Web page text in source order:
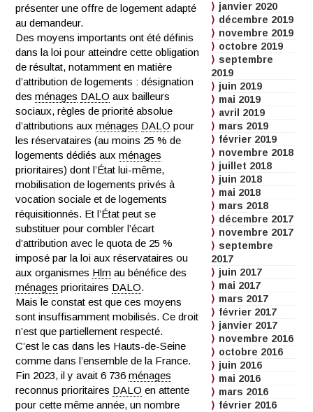
présenter une offre de logement adapté
au demandeur.
Des moyens importants ont été définis
dans la loi pour atteindre cette obligation
de résultat, notamment en matière
d’attribution de logements : désignation
desménages DALO aux bailleurs
sociaux, règles de priorité absolue
d’attributions auxménages DALO pour
les réservataires (au moins 25 % de
logements dédiés auxménages
prioritaires) dont l’État lui-même,
mobilisation de logements privés à
vocation sociale et de logements
réquisitionnés. Et l’État peut se
substituer pour combler l’écart
d’attribution avec le quota de 25 %
imposé par la loi aux réservataires ou
aux organismes Hlm au bénéfice des
ménages prioritaires DALO.
Mais le constat est que ces moyens
sont insuffisamment mobilisés. Ce droit
n’est que partiellement respecté.
C’est le cas dans les Hauts-de-Seine
comme dans l’ensemble de la France.
Fin 2023, il y avait 6 736ménages
reconnus prioritaires DALO en attente
pour cette même année, un nombre
janvier 2020
décembre 2019
novembre 2019
octobre 2019
septembre
2019
juin 2019
mai 2019
avril 2019
mars 2019
février 2019
novembre 2018
juillet 2018
juin 2018
mai 2018
mars 2018
décembre 2017
novembre 2017
septembre
2017
juin 2017
mai 2017
mars 2017
février 2017
janvier 2017
novembre 2016
octobre 2016
juin 2016
mai 2016
mars 2016
février 2016